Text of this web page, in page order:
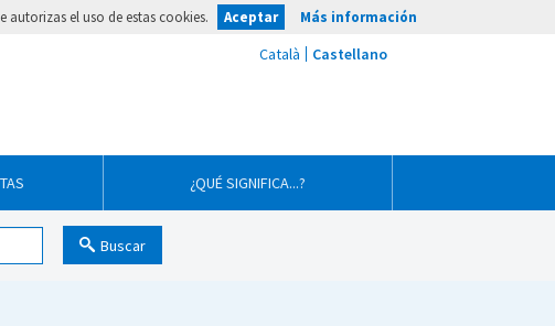
autorizas el uso de estas cookies. Aceptar Más información
¿QUÉ SIGNIFICA...?
Buscar